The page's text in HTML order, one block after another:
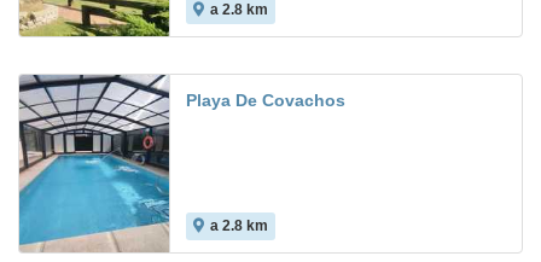
a 2.8 km
Playa De Covachos
a 2.8 km